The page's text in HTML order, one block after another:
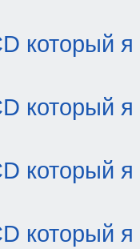
который я
который я
который я
который я